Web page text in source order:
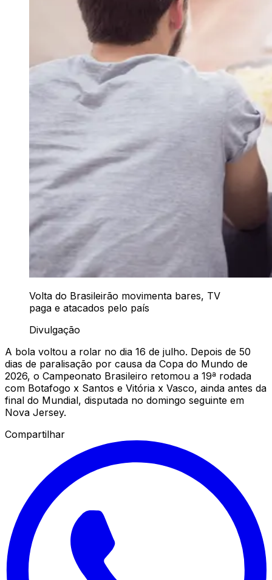
Volta do Brasileirão movimenta bares, TV
paga e atacados pelo país
Divulgação
A bola voltou a rolar no dia 16 de julho. Depois de 50
dias de paralisação por causa da Copa do Mundo de
2026, o Campeonato Brasileiro retomou a 19ª rodada
com Botafogo x Santos e Vitória x Vasco, ainda antes da
final do Mundial, disputada no domingo seguinte em
Nova Jersey.
Compartilhar